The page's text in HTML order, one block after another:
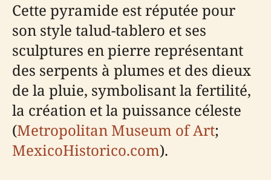
Cette pyramide est réputée pour
son style talud-tablero et ses
sculptures en pierre représentant
des serpents à plumes et des dieux
de la pluie, symbolisant la fertilité,
la création et la puissance céleste
(Metropolitan Museum of Art;
MexicoHistorico.com).